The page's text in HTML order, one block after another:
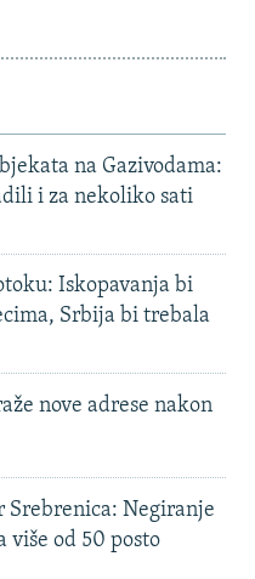
na Gazivodama:
i za nekoliko sati
Iskopavanja bi
Srbija bi trebala
nove adrese nakon
Negiranje
više od 50 posto